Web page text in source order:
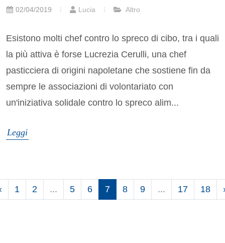
02/04/2019 Lucia Altro
Esistono molti chef contro lo spreco di cibo, tra i quali
la più attiva è forse Lucrezia Cerulli, una chef
pasticciera di origini napoletane che sostiene fin da
sempre le associazioni di volontariato con
un'iniziativa solidale contro lo spreco alim...
Leggi
1 2 ... 5 6 7 8 9 ... 17 18